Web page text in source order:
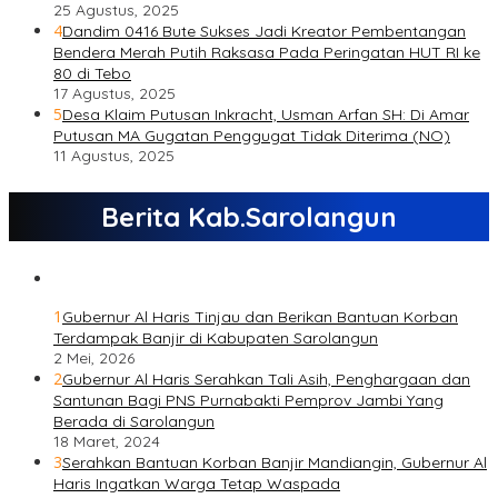
25 Agustus, 2025
4Dandim 0416 Bute Sukses Jadi Kreator Pembentangan
Bendera Merah Putih Raksasa Pada Peringatan HUT RI ke
80 di Tebo
17 Agustus, 2025
5Desa Klaim Putusan Inkracht, Usman Arfan SH: Di Amar
Putusan MA Gugatan Penggugat Tidak Diterima (NO)
11 Agustus, 2025
Berita Kab.Sarolangun
1 Gubernur Al Haris Tinjau dan Berikan Bantuan Korban
Terdampak Banjir di Kabupaten Sarolangun
2 Mei, 2026
2Gubernur Al Haris Serahkan Tali Asih, Penghargaan dan
Santunan Bagi PNS Purnabakti Pemprov Jambi Yang
Berada di Sarolangun
18 Maret, 2024
3Serahkan Bantuan Korban Banjir Mandiangin, Gubernur Al
Haris Ingatkan Warga Tetap Waspada